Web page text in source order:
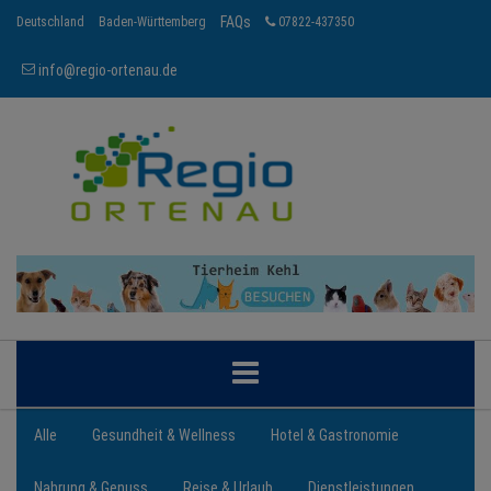
Deutschland Baden-Württemberg FAQs 07822-437350
info@regio-ortenau.de
ORTENAU
Alle Gesundheit & Wellness Hotel & Gastronomie